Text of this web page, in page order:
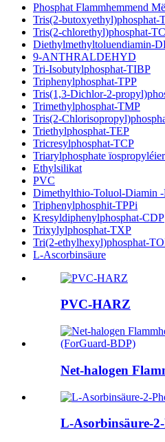
Phosphat Flammhemmend
Tris(2-butoxyethyl)phosphat-
Tris(2-chlorethyl)phosphat-
Diethylmethyltoluendiamin-
9-ANTHRALDEHYD
Tri-Isobutylphosphat-TIBP
Triphenylphosphat-TPP
Tris(1,3-Dichlor-2-
Trimethylphosphat-TMP
Tris(2-
Triethylphosphat-TEP
Tricresylphosphat-TCP
Triarylphosphate
Ethylsilikat
PVC
Dimethylthio-Toluol-Diamin
Triphenylphosphit-TPPi
Kresyldiphenylphosphat-CDP
Trixylylphosphat-TXP
Tri(2-ethylhexyl)phosphat-
L-Ascorbinsäure
PVC-HARZ
Net-halogen
L-Asorbinsäure-